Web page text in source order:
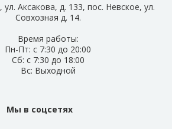
ул. Аксакова, д. 133, пос. Невское, ул.
Совхозная д. 14.
Время работы:
Пн-Пт: с 7:30 до 20:00
Сб: с 7:30 до 18:00
Вс: Выходной
Мы в соцсетях